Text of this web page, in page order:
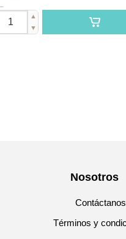
▲
▼
Nosotros
Contáctanos
Términos y